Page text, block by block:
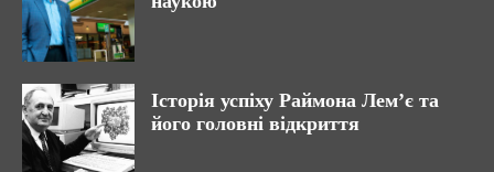
Історія успіху Раймона Лем’є та
його головні відкриття